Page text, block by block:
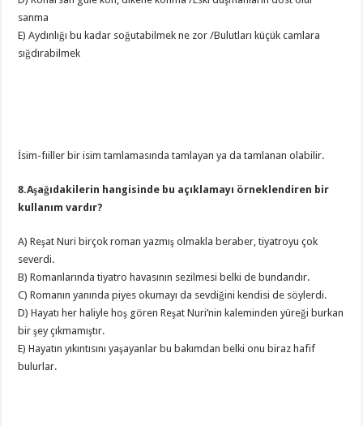
sanma
E) Aydınlığı bu kadar soğutabilmek ne zor /Bulutları küçük camlara
sığdırabilmek
İsim-fıiller bir isim tamlamasında tamlayan ya da tamlanan olabilir.
8.Aşağıdakilerin hangisinde bu açıklamayı örneklendiren bir
kullanım vardır?
A) Reşat Nuri birçok roman yazmış olmakla beraber, tiyatroyu çok
severdi.
B) Romanlarında tiyatro havasının sezilmesi belki de bundandır.
C) Romanın yanında piyes okumayı da sevdiğini kendisi de söylerdi.
D) Hayatı her haliyle hoş gören Reşat Nuri’nin kaleminden yüreği burkan
bir şey çıkmamıştır.
E) Hayatın yıkıntısını yaşayanlar bu bakımdan belki onu biraz hafif
bulurlar.